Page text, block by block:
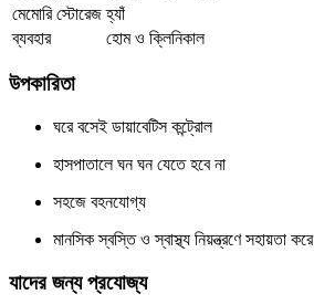
মেমোরি স্টোরেজ হ্যাঁ
ব্যবহার
হোম ও ক্লিনিকাল
উপকারিতা
ঘরে বসেই ডায়াবেটিস কন্ট্রোল
হাসপাতালে ঘন ঘন যেতে হবে না
সহজে বহনযোগ্য
মানসিক স্বস্তি ও স্বাস্থ্য নিয়ন্ত্রণে সহায়তা করে
যাদের জন্য প্রযোজ্য